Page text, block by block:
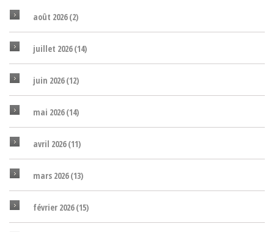
août 2026(2)
juillet 2026(14)
juin 2026(12)
mai 2026(14)
avril 2026(11)
mars 2026(13)
février 2026(15)